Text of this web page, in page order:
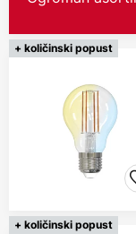
+ količinski popust
+ količinski popust